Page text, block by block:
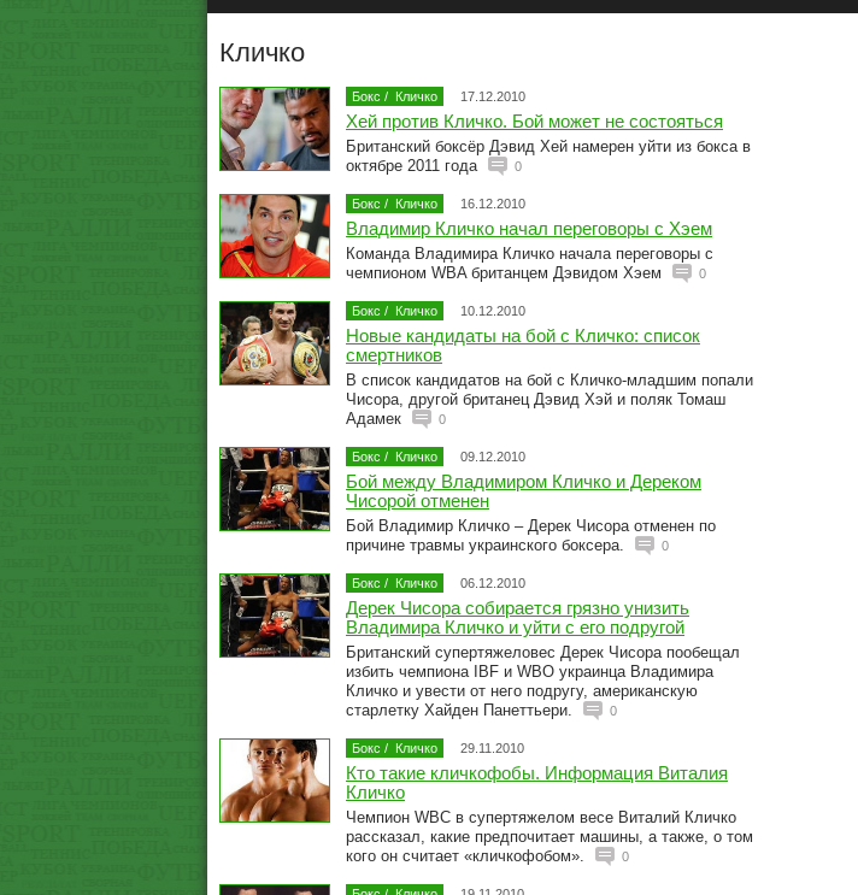
Кличко
Бокс / Кличко 17.12.2010
Хей против Кличко. Бой может не состояться
Британский боксёр Дэвид Хей намерен уйти из бокса в
октябре 2011 года
0
Бокс / Кличко 16.12.2010
Владимир Кличко начал переговоры с Хэем
Команда Владимира Кличко начала переговоры с
чемпионом WBA британцем Дэвидом Хэем
0
Бокс / Кличко 10.12.2010
Новые кандидаты на бой с Кличко: список
смертников
В список кандидатов на бой с Кличко-младшим попали
Чисора, другой британец Дэвид Хэй и поляк Томаш
Адамек
0
Бокс / Кличко 09.12.2010
Бой между Владимиром Кличко и Дереком
Чисорой отменен
Бой Владимир Кличко – Дерек Чисора отменен по
причине травмы украинского боксера.
0
Бокс / Кличко 06.12.2010
Дерек Чисора собирается грязно унизить
Владимира Кличко и уйти с его подругой
Британский супертяжеловес Дерек Чисора пообещал
избить чемпиона IBF и WBO украинца Владимира
Кличко и увести от него подругу, американскую
старлетку Хайден Панеттьери.
0
Бокс / Кличко 29.11.2010
Кто такие кличкофобы. Информация Виталия
Кличко
Чемпион WBC в супертяжелом весе Виталий Кличко
рассказал, какие предпочитает машины, а также, о том
кого он считает «кличкофобом».
0